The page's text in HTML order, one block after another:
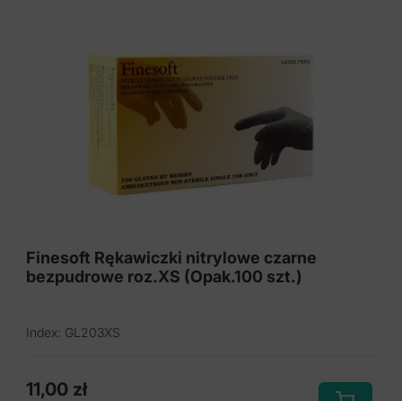
Finesoft Rękawiczki nitrylowe czarne
bezpudrowe roz.XS (Opak.100 szt.)
Index: GL203XS
11,00 zł